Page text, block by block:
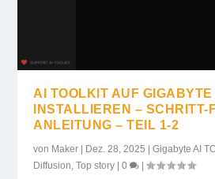
AI TOOLKIT AUF GIGABYTE
INSTALLIEREN – SCHRITT-
ANLEITUNG – TEIL 1-2
von Maker Dez. 28, 2025 |Gigabyte AI
Diffusion,Top story |0 |